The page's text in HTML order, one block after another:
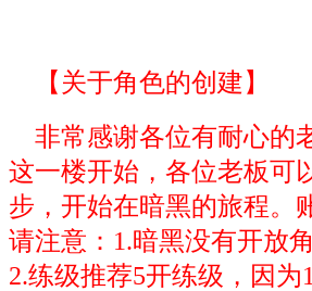
【关于角色的创建】
非常感谢各位有耐心的
这一楼开始，各位老板可
步，开始在暗黑的旅程。
请注意：1.暗黑没有开放
2.练级推荐5开练级，因为